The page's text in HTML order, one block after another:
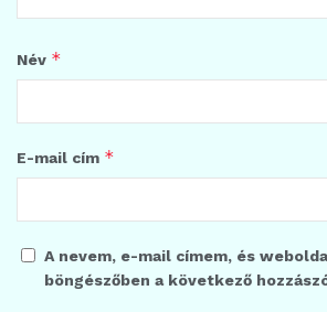
Név *
E-mail cím *
A nevem, e-mail címem, és
böngészőben a következő